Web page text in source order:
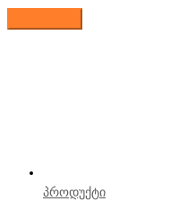
პროდუქტი